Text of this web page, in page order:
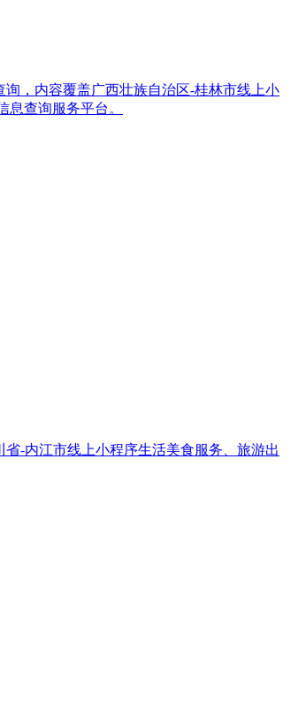
询，内容覆盖广西壮族自治区-桂林市线上小
查询服务平台。
-内江市线上小程序生活美食服务、旅游出